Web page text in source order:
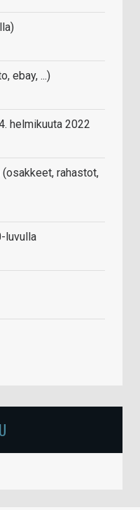
ebay, ...)
helmikuuta 2022
rahastot,
luvulla